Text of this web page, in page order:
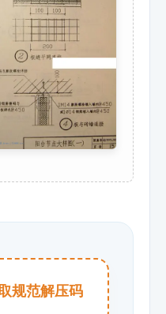
规范解压码